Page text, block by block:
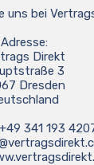
uns bei
Adresse:
Direkt
3
Dresden
341 193